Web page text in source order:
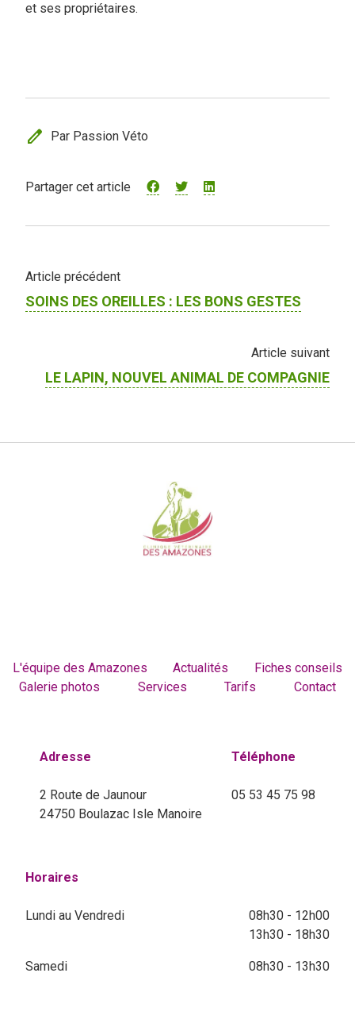
et ses propriétaires.
edit Par Passion Véto
Partager cet article
Article précédent
SOINS DES OREILLES : LES BONS GESTES
Article suivant
LE LAPIN, NOUVEL ANIMAL DE COMPAGNIE
L'équipe des Amazones Actualités
Fiches conseils
Galerie photos
Services Tarifs Contact
Adresse
2 Route de Jaunour
24750 Boulazac Isle Manoire
Téléphone
05 53 45 75 98
Horaires
Lundi au Vendredi
08h30 - 12h00
13h30 - 18h30
Samedi 08h30 - 13h30